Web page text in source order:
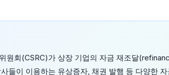
원회(CSRC)가 상장 기업의 자금 재조달
들이 이용하는 유상증자, 채권 발행 등 다양한